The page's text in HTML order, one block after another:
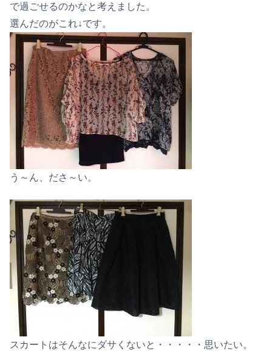
で過ごせるのかなと考えました。
選んだのがこれ↓です。
う～ん、ださ～い。
スカートはそんなにダサくないと・・・・・思いたい。